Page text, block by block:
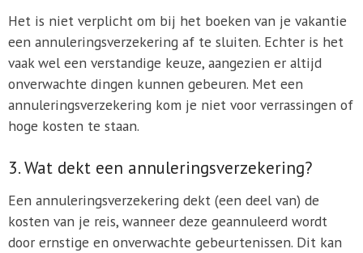
Het is niet verplicht om bij het boeken van je vakantie
een annuleringsverzekering af te sluiten. Echter is het
vaak wel een verstandige keuze, aangezien er altijd
onverwachte dingen kunnen gebeuren. Met een
annuleringsverzekering kom je niet voor verrassingen of
hoge kosten te staan.
3. Wat dekt een annuleringsverzekering?
Een annuleringsverzekering dekt (een deel van) de
kosten van je reis, wanneer deze geannuleerd wordt
door ernstige en onverwachte gebeurtenissen. Dit kan